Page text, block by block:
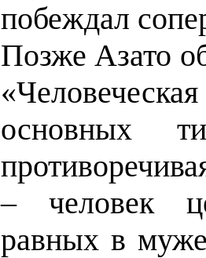
побеждал
Позже Азато
основных
– человек
равных в